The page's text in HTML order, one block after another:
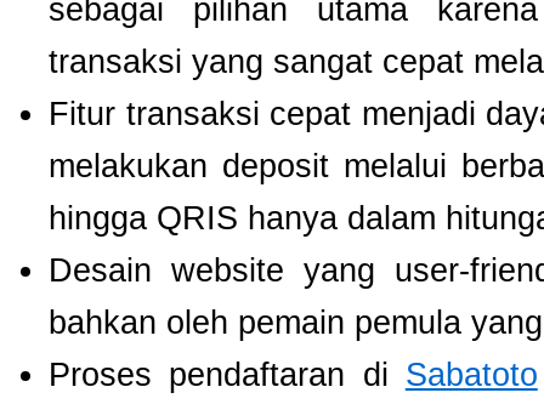
sebagai pilihan utama
transaksi yang sangat cepat
Fitur transaksi cepat menjadi
melakukan deposit melalui
hingga QRIS hanya dalam
Desain website yang user-
bahkan oleh pemain pemula
Proses pendaftaran di Sabatoto